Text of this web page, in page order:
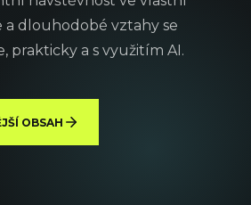
a dlouhodobé vztahy se
prakticky a s využitím AI.
OBSAH